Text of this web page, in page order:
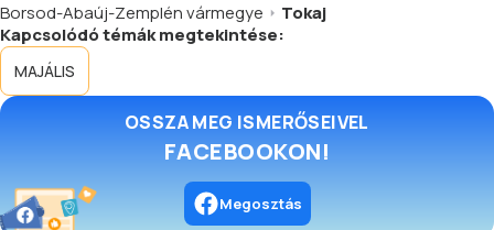
Borsod-Abaúj-Zemplén vármegye
Tokaj
Kapcsolódó témák megtekintése:
MAJÁLIS
OSSZA MEG ISMERŐSEIVEL
FACEBOOKON!
Megosztás